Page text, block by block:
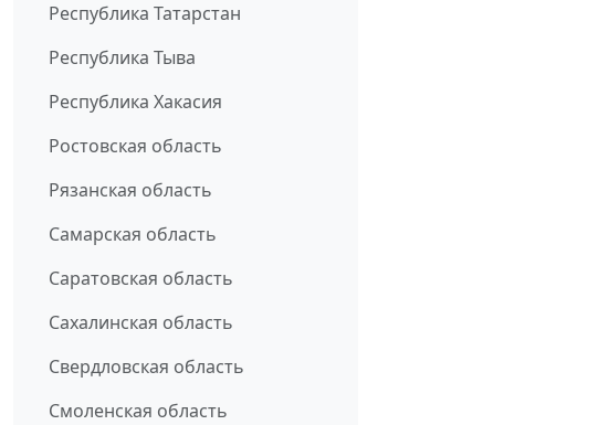
Республика Татарстан
Республика Тыва
Республика Хакасия
Ростовская область
Рязанская область
Самарская область
Саратовская область
Сахалинская область
Свердловская область
Смоленская область